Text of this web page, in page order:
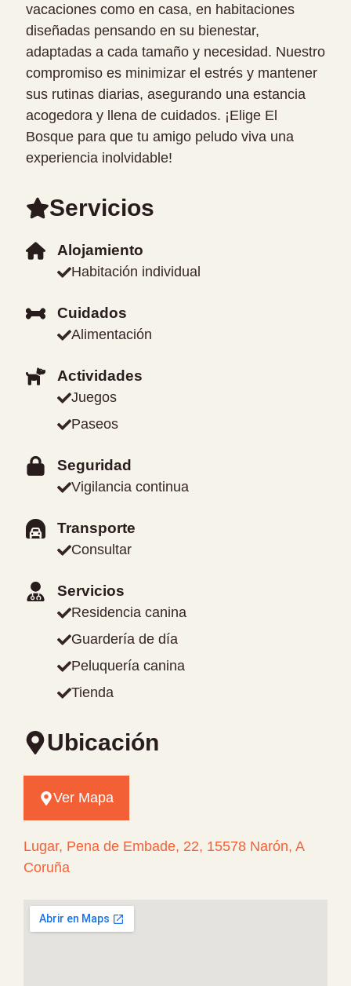
vacaciones como en casa, en habitaciones
diseñadas pensando en su bienestar,
adaptadas a cada tamaño y necesidad. Nuestro
compromiso es minimizar el estrés y mantener
sus rutinas diarias, asegurando una estancia
acogedora y llena de cuidados. ¡Elige El
Bosque para que tu amigo peludo viva una
experiencia inolvidable!
Servicios
Alojamiento
Habitación individual
Cuidados
Alimentación
Actividades
Juegos
Paseos
Seguridad
Vigilancia continua
Transporte
Consultar
Servicios
Residencia canina
Guardería de día
Peluquería canina
Tienda
Ubicación
Ver Mapa
Lugar, Pena de Embade, 22, 15578 Narón, A
Coruña